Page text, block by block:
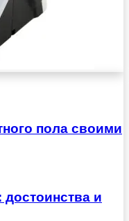
пола своими
достоинства и